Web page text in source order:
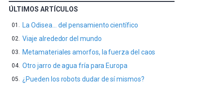
ÚLTIMOS ARTÍCULOS
La Odisea… del pensamiento científico
Viaje alrededor del mundo
Metamateriales amorfos, la fuerza del caos
Otro jarro de agua fría para Europa
¿Pueden los robots dudar de sí mismos?